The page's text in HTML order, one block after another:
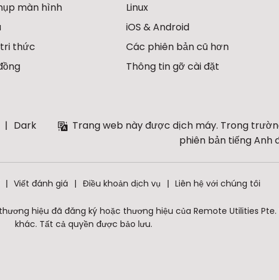
màn hình
thức
Linux
iOS & Android
Các phiên bản cũ hơn
Thông tin gỡ cài đặt
Dark
Trang web này được dịch máy. Trong
phiên bản tiếng Anh
Viết đánh giá Điều khoản dịch vụ Liên hệ với chúng tôi
hiệu đã đăng ký hoặc thương hiệu của Remote Utilities
khác. Tất cả quyền được bảo lưu.